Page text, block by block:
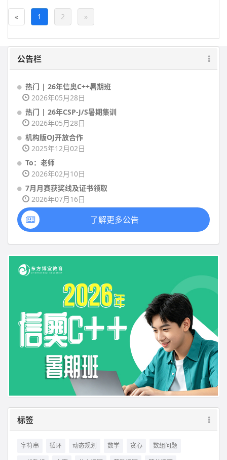
« 1 2 »
公告栏
热门 | 26年信奥C++暑期班
2026年05月28日
热门 | 26年CSP-J/S暑期集训
2026年05月28日
机构版OJ开放合作
2025年12月02日
To：老师
2026年02月10日
7月月赛获奖线及证书领取
2026年07月16日
了解更多公告
标签
字符串 循环 动态规划 数学 贪心
数组问题